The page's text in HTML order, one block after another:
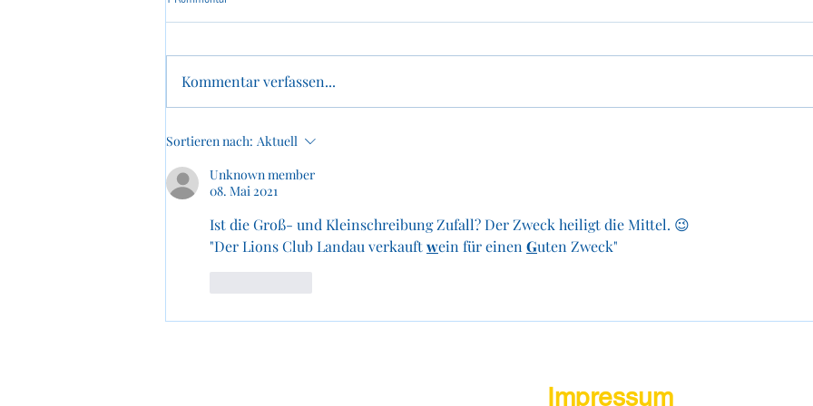
Flohmarkt Lions Club Landau -
Kommentar verfassen...
Sortieren nach: Aktuell
Unknown member
08. Mai 2021
Ist die Groß- und Kleinschreibung Zufall? Der Zweck heiligt die Mittel. 😉
"Der Lions Club Landau verkauft wein für einen Guten Zweck"
Impressum